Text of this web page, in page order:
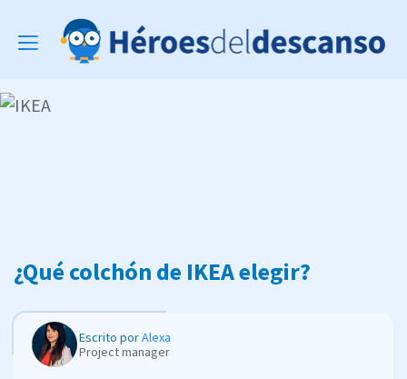
Toggle
navigation
¿Qué colchón de IKEA elegir?
Escrito porAlexa
Project manager